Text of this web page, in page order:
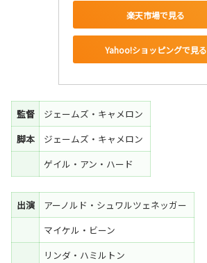
楽天市場で見る
Yahoo!ショッピングで見る
監督
ジェームズ・キャメロン
脚本
ジェームズ・キャメロン
ゲイル・アン・ハード
出演
アーノルド・シュワルツェネッガー
マイケル・ビーン
リンダ・ハミルトン